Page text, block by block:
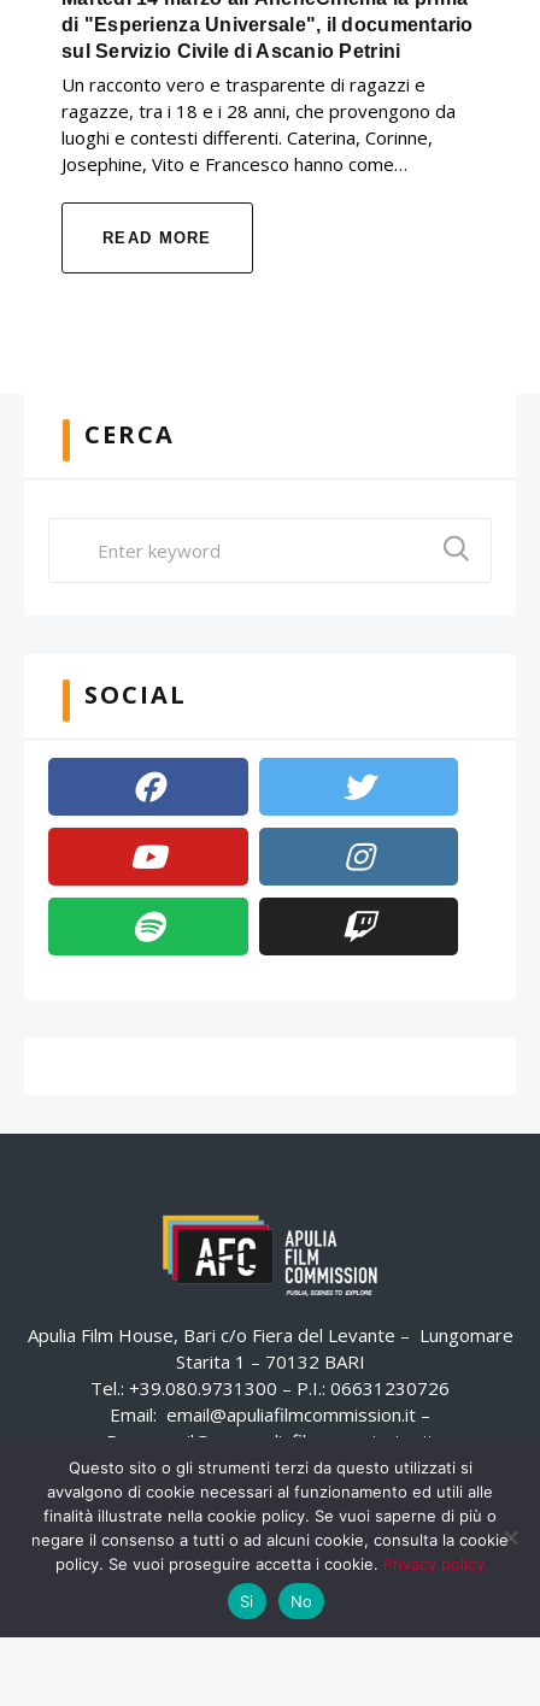
di "Esperienza Universale", il documentario
sul Servizio Civile di Ascanio Petrini
Un racconto vero e trasparente di ragazzi e
ragazze, tra i 18 e i 28 anni, che provengono da
luoghi e contesti differenti. Caterina, Corinne,
Josephine, Vito e Francesco hanno come…
READ MORE
CERCA
SOCIAL
Apulia Film House, Bari c/o Fiera del Levante – Lungomare
Starita 1 – 70132 BARI
Tel.: +39.080.9731300 – P.I.: 06631230726
Email: email@apuliafilmcommission.it –
Pec:
email@pec.apuliafilmcommission.it
Questo sito o gli strumenti terzi da questo utilizzati si
avvalgono di cookie necessari al funzionamento ed utili alle
finalità illustrate nella cookie policy. Se vuoi saperne di più o
negare il consenso a tutti o ad alcuni cookie, consulta la cookie
policy. Se vuoi proseguire accetta i cookie. Privacy policy
Si
No